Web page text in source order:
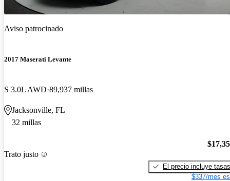
Aviso patrocinado
2017 Maserati Levante
S 3.0L AWD 89,937 millas
Jacksonville, FL
32 millas
Trato justo
El precio incluye tasas
$337/mes